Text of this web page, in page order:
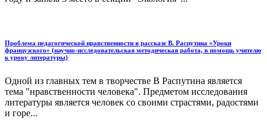
Проблема педагогической нравственности в рассказе В. Распутина «Уроки
французского» (научно-исследовательская методическая работа, в помощь учителю
к уроку литературы)
Одной из главных тем в творчестве В Распутина является
тема "нравственности человека". Предметом исследования
литературы является человек со своими страстями, радостями
и горе...